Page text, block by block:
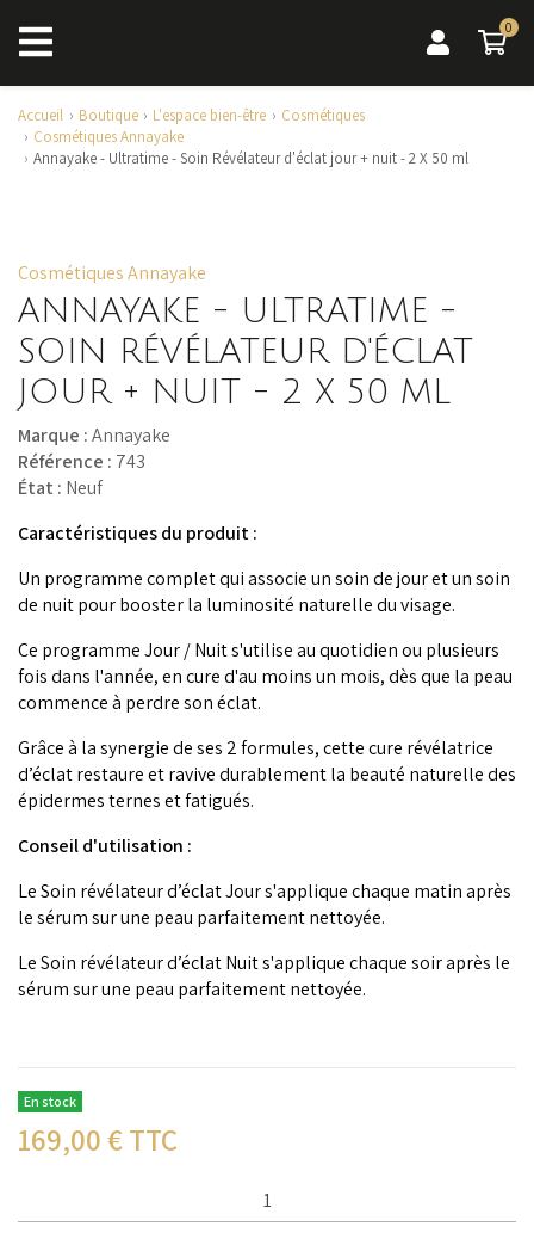
0
0
Accueil Boutique L'espace bien-être
Cosmétiques
Cosmétiques Annayake
Annayake - Ultratime - Soin Révélateur d'éclat jour + nuit - 2 X 50 ml
Cosmétiques Annayake
ANNAYAKE - ULTRATIME -
SOIN RÉVÉLATEUR D'ÉCLAT
JOUR + NUIT - 2 X 50 ML
Marque :Annayake
Référence : 743
État : Neuf
Caractéristiques du produit :
Un programme complet qui associe un soin de jour et un soin
de nuit pour booster la luminosité naturelle du visage.
Ce programme Jour / Nuit s'utilise au quotidien ou plusieurs
fois dans l'année, en cure d'au moins un mois, dès que la peau
commence à perdre son éclat.
Grâce à la synergie de ses 2 formules, cette cure révélatrice
d’éclat restaure et ravive durablement la beauté naturelle des
épidermes ternes et fatigués.
Conseil d'utilisation :
Le Soin révélateur d’éclat Jour s'applique chaque matin après
le sérum sur une peau parfaitement nettoyée.
Le Soin révélateur d’éclat Nuit s'applique chaque soir après le
sérum sur une peau parfaitement nettoyée.
En stock
169,00€ TTC